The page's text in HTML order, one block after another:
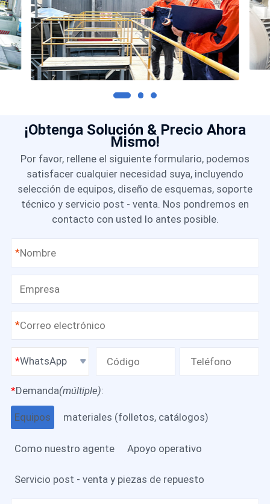
¡Obtenga Solución & Precio Ahora
Mismo!
Por favor, rellene el siguiente formulario, podemos
satisfacer cualquier necesidad suya, incluyendo
selección de equipos, diseño de esquemas, soporte
técnico y servicio post - venta. Nos pondremos en
contacto con usted lo antes posible.
*
*
WhatsApp
*Demanda(múltiple):
Equipos materiales (folletos, catálogos)
Como nuestro agente Apoyo operativo
Servicio post - venta y piezas de repuesto